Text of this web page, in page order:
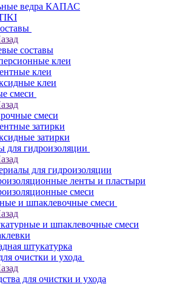
ведра КАПАС
составы
клеи
клеи
клеи
смеси
смеси
затирки
затирки
для гидроизоляции
для гидроизоляции
ленты и пластыри
смеси
и шпаклевочные смеси
и шпаклевочные смеси
штукатурка
очистки и ухода
для очистки и ухода